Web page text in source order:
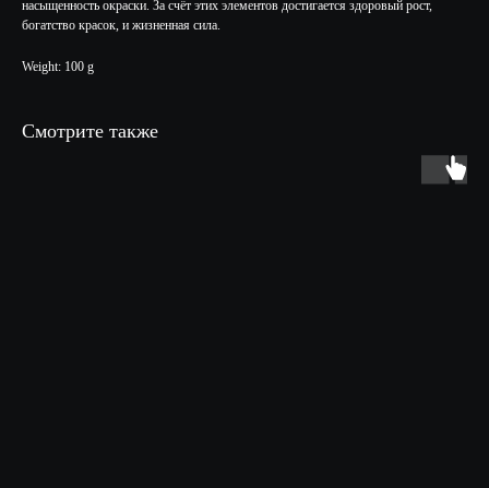
насыщенность окраски. За счёт этих элементов достигается здоровый рост,
богатство красок, и жизненная сила.
Weight: 100 g
Смотрите также